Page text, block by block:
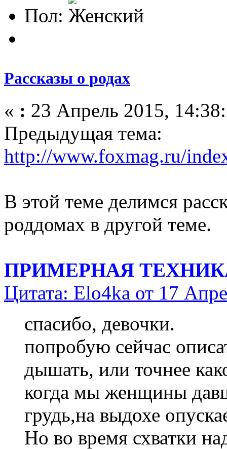
Пол:
Рассказы о родах
« : 23 Апрель 2015,
Предыдущая тема:
http://www.foxmag.ru/
В этой теме делимся
роддомах в другой теме.
ПРИМЕРНАЯ
Цитата: Elo4ka от 17
спасибо, девочки.
попробую сейчас
дышать, или точнее
когда мы женщины
грудь,на выдохе
Но во время схватки